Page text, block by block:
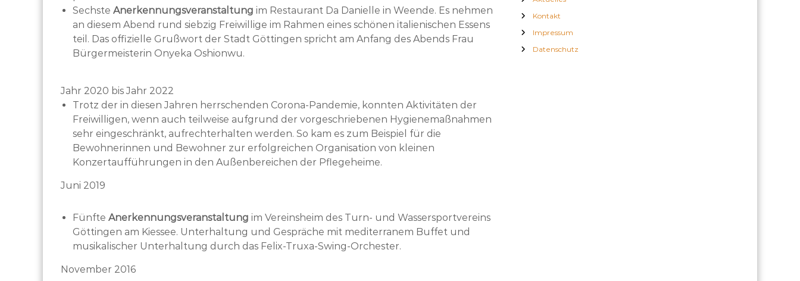
Sechste Anerkennungsveranstaltung im Restaurant Da Danielle in Weende. Es nehmen
an diesem Abend rund siebzig Freiwillige im Rahmen eines schönen italienischen Essens
teil. Das offizielle Grußwort der Stadt Göttingen spricht am Anfang des Abends Frau
Bürgermeisterin Onyeka Oshionwu.
Jahr 2020 bis Jahr 2022
Trotz der in diesen Jahren herrschenden Corona-Pandemie, konnten Aktivitäten der
Freiwilligen, wenn auch teilweise aufgrund der vorgeschriebenen Hygienemaßnahmen
sehr eingeschränkt, aufrechterhalten werden. So kam es zum Beispiel für die
Bewohnerinnen und Bewohner zur erfolgreichen Organisation von kleinen
Konzertaufführungen in den Außenbereichen der Pflegeheime.
Juni 2019
Fünfte Anerkennungsveranstaltung im Vereinsheim des Turn- und Wassersportvereins
Göttingen am Kiessee. Unterhaltung und Gespräche mit mediterranem Buffet und
musikalischer Unterhaltung durch das Felix-Truxa-Swing-Orchester.
November 2016
e
n
Kontakt
Impressum
Datenschutz